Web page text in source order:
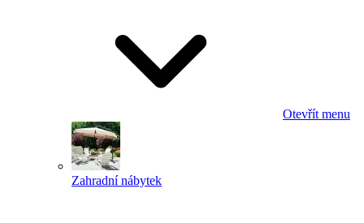
Otevřít menu
Zahradní nábytek